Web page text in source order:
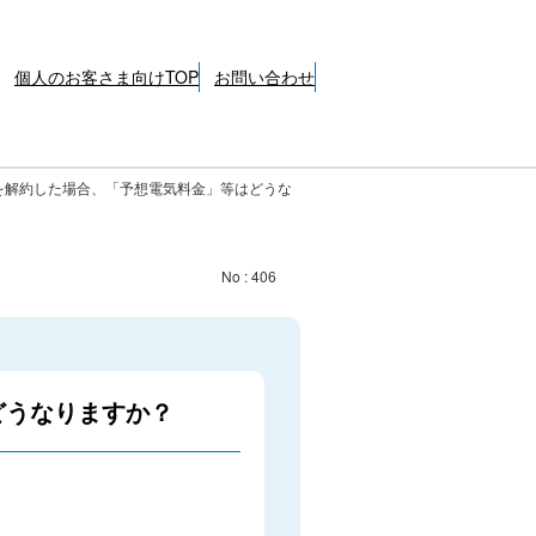
個人のお客さま向けTOP お問い合わせ
約した場合、「予想電気料金」等はどうな
No : 406
なりますか？